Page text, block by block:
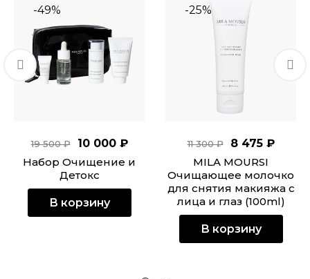
-49%
19 500 ₽
10 000 ₽
Набор Очищение и
Детокс
В корзину
-25%
11 300 ₽
8 475 ₽
MILA MOURSI
Очищающее молочко
для снятия макияжа с
лица и глаз (100ml)
В корзину